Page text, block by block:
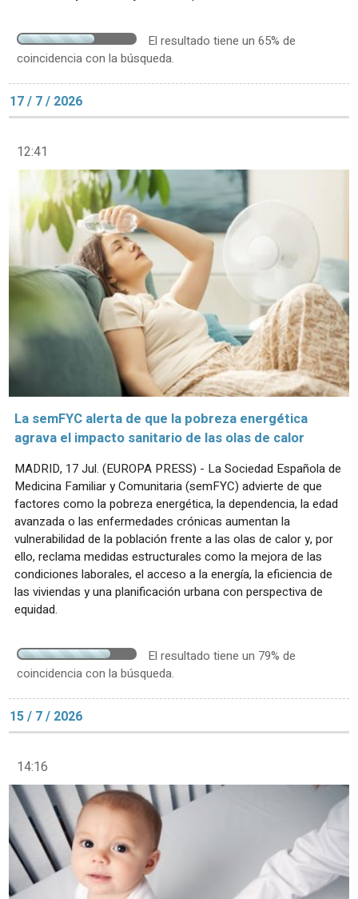
El resultado tiene un 65% de
coincidencia con la búsqueda.
17 / 7 / 2026
12:41
La semFYC alerta de que la pobreza energética
agrava el impacto sanitario de las olas de calor
MADRID, 17 Jul. (EUROPA PRESS) - La Sociedad Española de
Medicina Familiar y Comunitaria (semFYC) advierte de que
factores como la pobreza energética, la dependencia, la edad
avanzada o las enfermedades crónicas aumentan la
vulnerabilidad de la población frente a las olas de calor y, por
ello, reclama medidas estructurales como la mejora de las
condiciones laborales, el acceso a la energía, la eficiencia de
las viviendas y una planificación urbana con perspectiva de
equidad.
El resultado tiene un 79% de
coincidencia con la búsqueda.
15 / 7 / 2026
14:16